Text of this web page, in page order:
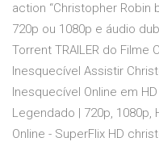
action “Christopher Robin
720p ou 1080p e áudio
Torrent TRAILER do Filme
Inesquecível Assistir
Inesquecível Online em
Legendado | 720p, 1080p,
Online - SuperFlix HD